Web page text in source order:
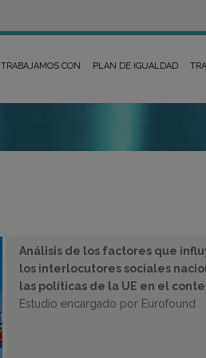
TRABAJAMOS CON PLAN DE IGUALDAD
Análisis de los factores que
los interlocutores sociales
las políticas de la UE en el
Estudio encargado por Eurofound